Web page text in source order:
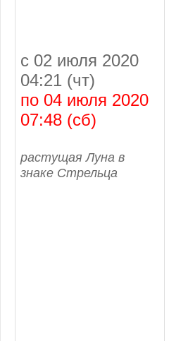
с 02 июля 2020
04:21 (чт)
по 04 июля 2020
07:48 (сб)
растущая Луна в
знаке Стрельца